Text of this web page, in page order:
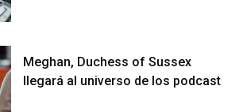
Meghan, Duchess of Sussex
llegará al universo de los podcast